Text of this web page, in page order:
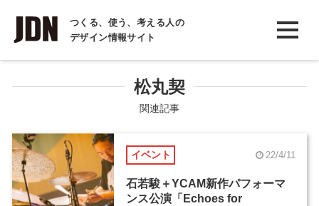
つくる、使う、考える人の
デザイン情報サイト
INTERVIEW
インタビュー
COLUMN
コラム
松丸契
関連記事
イベント 22/4/11
石若駿＋YCAM新作パフォーマ
ンス公演「Echoes for